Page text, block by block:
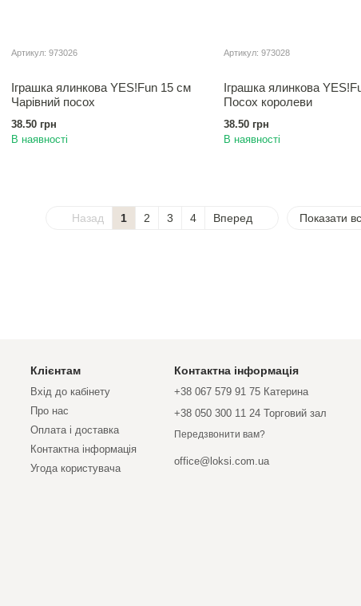
Артикул: 973026
Іграшка ялинкова YES!Fun 15 см
Чарiвний посох
38.50 грн
В наявності
Артикул: 973028
Іграшка ялинкова
Посох королеви
38.50 грн
В наявності
Назад 1 2 3 4 Вперед Показати
Клієнтам
Вхід до кабінету
Про нас
Оплата і доставка
Контактна інформація
Угода користувача
Контактна інформація
+38 067 579 91 75 Катерина
+38 050 300 11 24 Торговий зал
Передзвонити вам?
office@loksi.com.ua